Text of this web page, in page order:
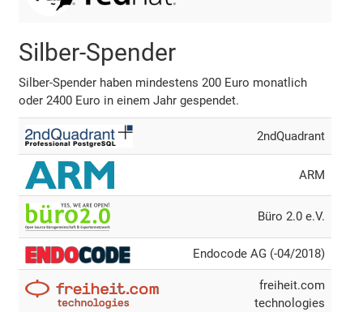
Silber-Spender
Silber-Spender haben mindestens 200 Euro monatlich
oder 2400 Euro in einem Jahr gespendet.
2ndQuadrant
ARM
Büro 2.0 e.V.
Endocode AG (-04/2018)
freiheit.com
technologies